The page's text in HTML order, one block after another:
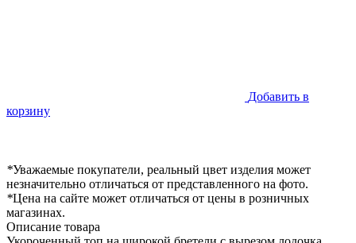
Добавить в
корзину
*Уважаемые покупатели, реальный цвет изделия может
незначительно отличаться от представленного на фото.
*Цена на сайте может отличаться от цены в розничных
магазинах.
Описание товара